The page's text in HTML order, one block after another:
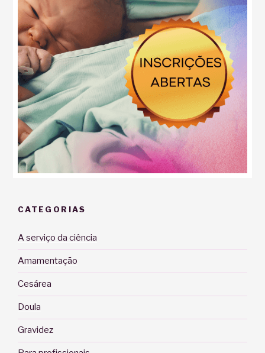
CATEGORIAS
A serviço da ciência
Amamentação
Cesárea
Doula
Gravidez